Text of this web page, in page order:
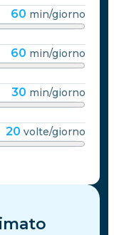
60 min/giorno
60 min/giorno
30 min/giorno
20 volte/giorno